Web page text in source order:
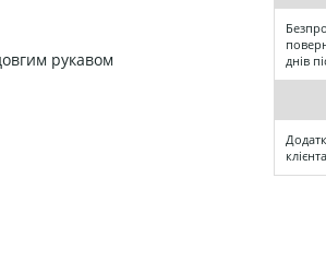
рукавом
днів